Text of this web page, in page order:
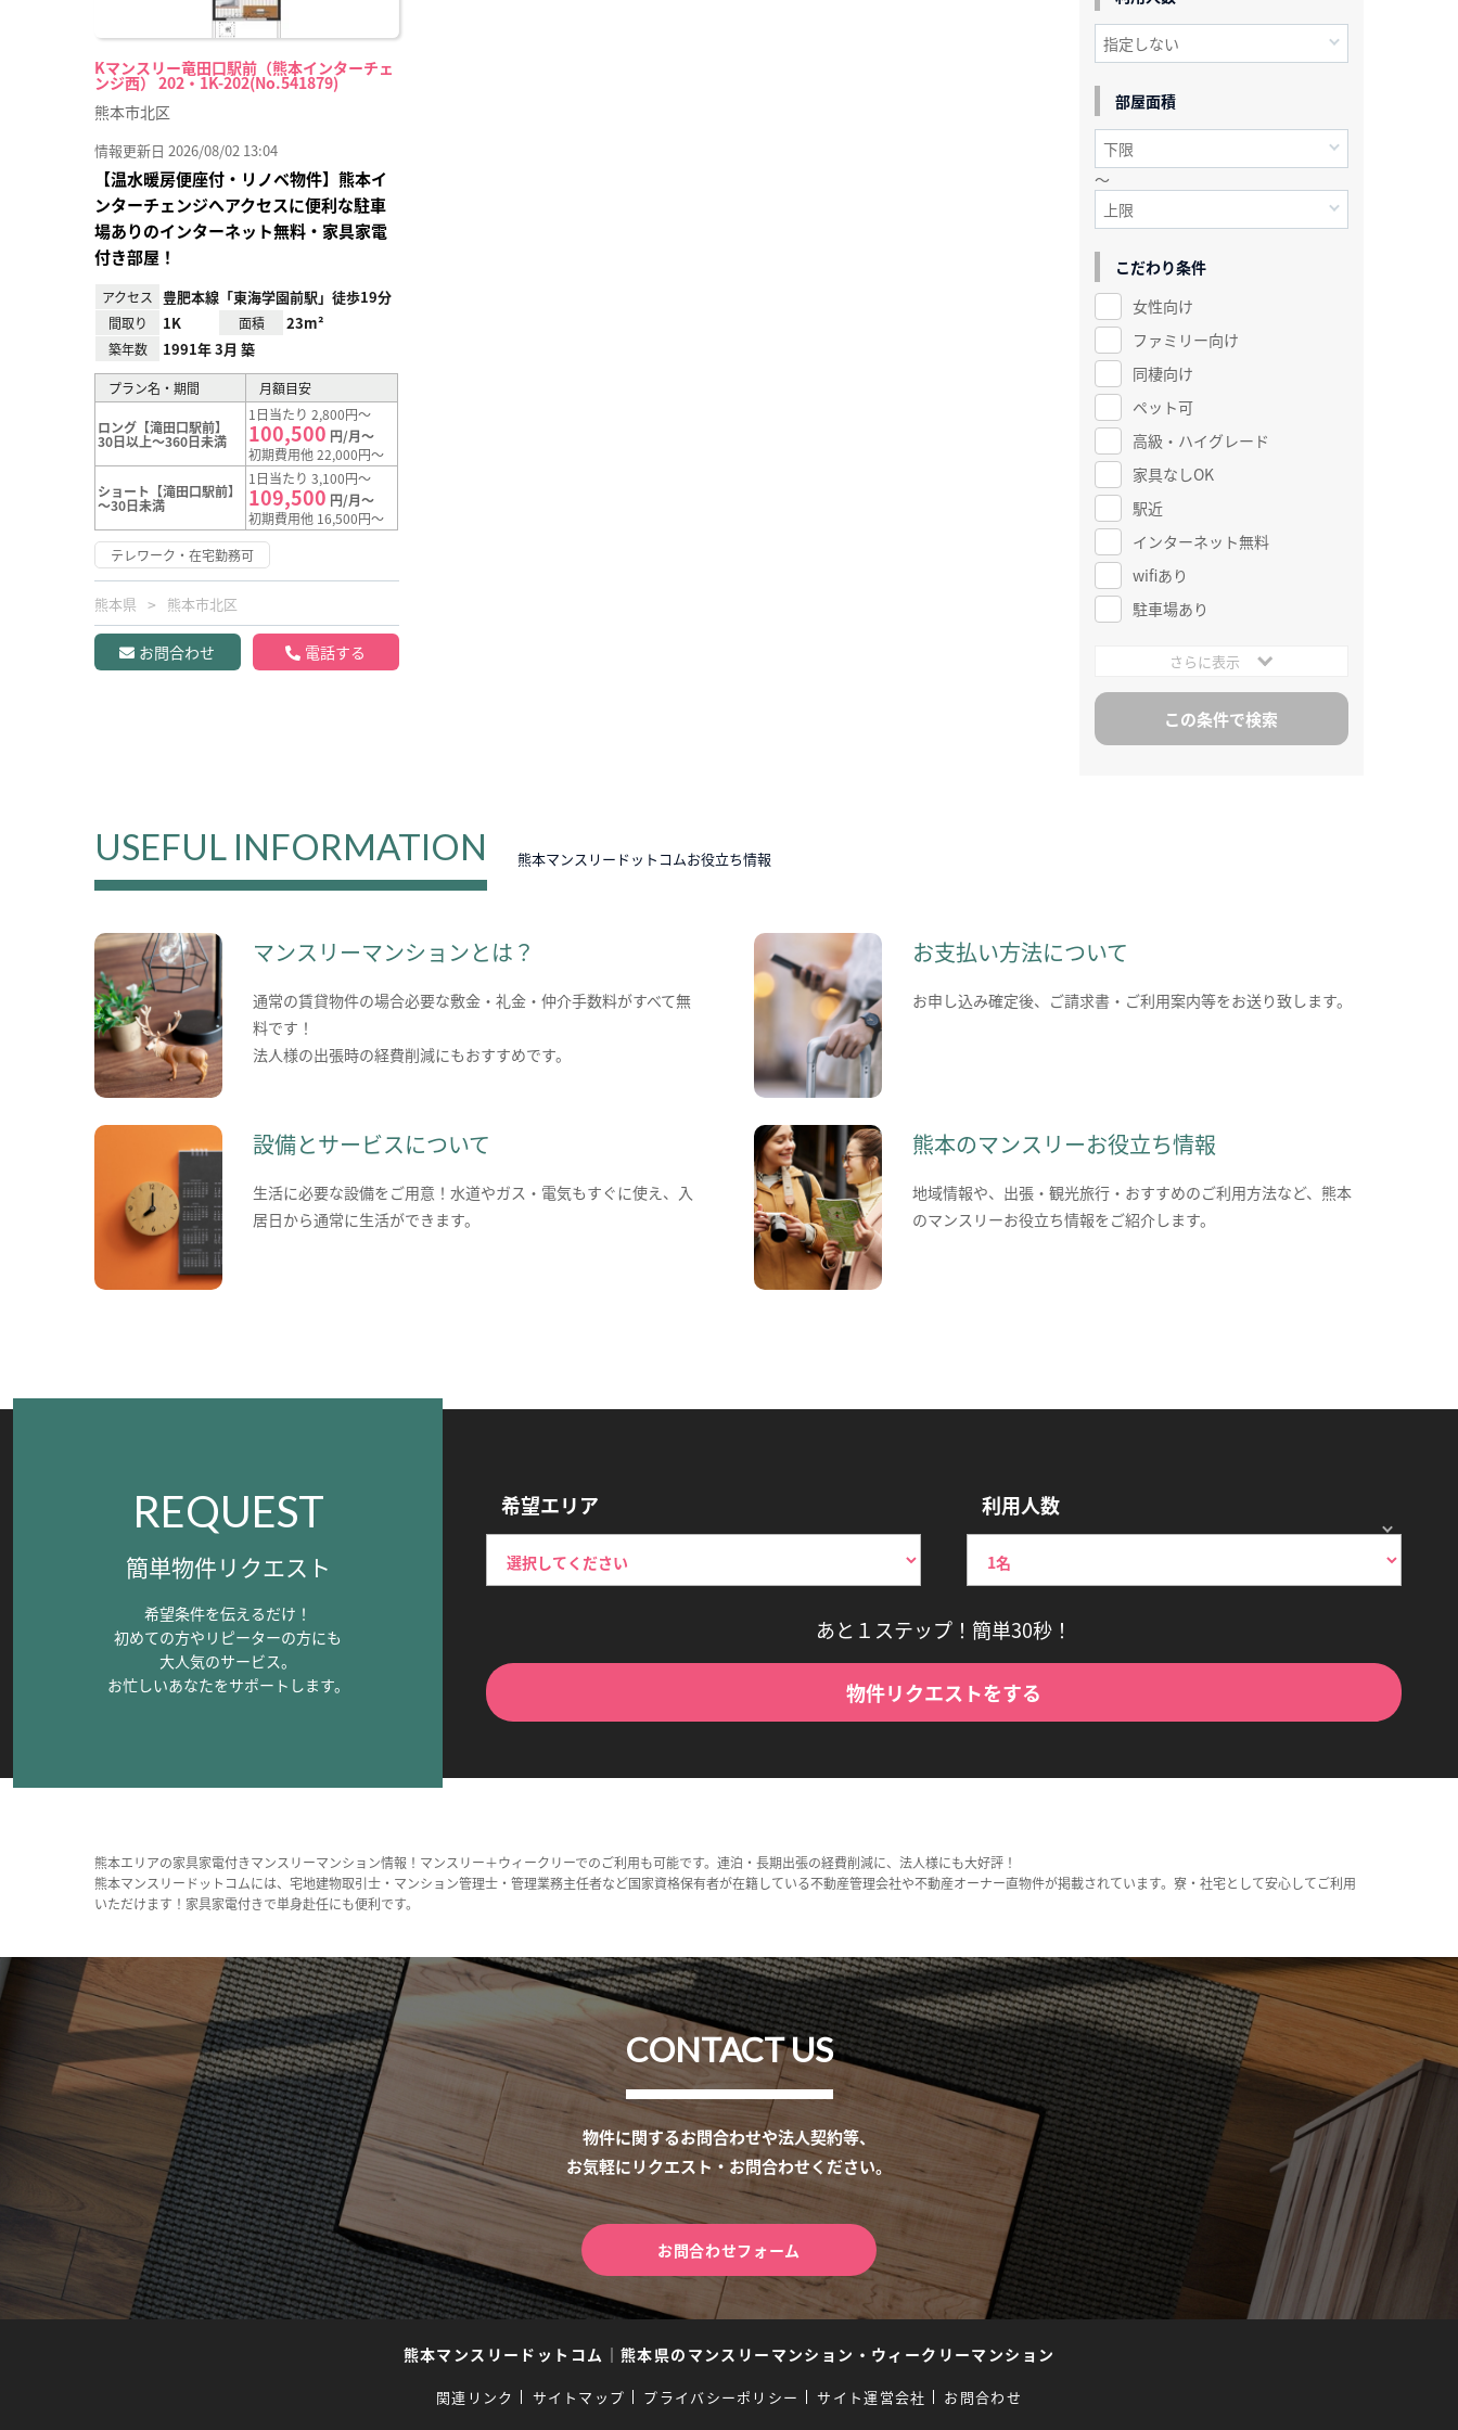
Kマンスリー竜田口駅前（熊本インターチェ
ンジ西） 202・1K-202(No.541879)
熊本市北区
情報更新日 2026/08/02 13:04
【温水暖房便座付・リノベ物件】熊本イ
ンターチェンジへアクセスに便利な駐車
場ありのインターネット無料・家具家電
付き部屋！
アクセス 豊肥本線「東海学園前駅」徒歩19分
間取り 1K 面積 23m²
築年数 1991年 3月 築
プラン名・期間 月額目安
ロング【滝田口駅前】
30日以上～360日未満
1日当たり 2,800円～
100,500 円/月～
初期費用他 22,000円～
ショート【滝田口駅前】
～30日未満
1日当たり 3,100円～
109,500 円/月～
初期費用他 16,500円～
テレワーク・在宅勤務可
熊本県 熊本市北区
お問合わせ 電話する
部屋面積
～
こだわり条件
女性向け
ファミリー向け
同棲向け
ペット可
高級・ハイグレード
家具なしOK
駅近
インターネット無料
wifiあり
駐車場あり
さらに表示
USEFUL INFORMATION 熊本マンスリードットコムお役立ち情報
マンスリーマンションとは？
通常の賃貸物件の場合必要な敷金・礼金・仲介手数料がすべて無
料です！
法人様の出張時の経費削減にもおすすめです。
お支払い方法について
お申し込み確定後、ご請求書・ご利用案内等をお送り致します。
設備とサービスについて
生活に必要な設備をご用意！水道やガス・電気もすぐに使え、入
居日から通常に生活ができます。
熊本のマンスリーお役立ち情報
地域情報や、出張・観光旅行・おすすめのご利用方法など、熊本
のマンスリーお役立ち情報をご紹介します。
REQUEST
簡単物件リクエスト
希望条件を伝えるだけ！
初めての方やリピーターの方にも
大人気のサービス。
お忙しいあなたをサポートします。
希望エリア 利用人数
あと１ステップ！簡単30秒！
物件リクエストをする
熊本エリアの家具家電付きマンスリーマンション情報！マンスリー＋ウィークリーでのご利用も可能です。連泊・長期出張の経費削減に、法人様にも大好評！
熊本マンスリードットコムには、宅地建物取引士・マンション管理士・管理業務主任者など国家資格保有者が在籍している不動産管理会社や不動産オーナー直物件が掲載されています。寮・社宅として安心してご利用
いただけます！家具家電付きで単身赴任にも便利です。
CONTACT US
物件に関するお問合わせや法人契約等、
お気軽にリクエスト・お問合わせください。
お問合わせフォーム
熊本マンスリードットコム ｜ 熊本県のマンスリーマンション・ウィークリーマンション
関連リンク サイトマップ プライバシーポリシー サイト運営会社 お問合わせ